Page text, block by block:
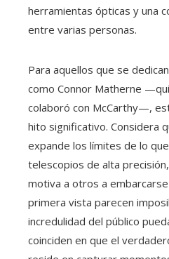
herramientas ópticas y una
entre varias personas.
Para aquellos que se
como Connor Matherne
colaboró con McCarthy—,
hito significativo. Considera
expande los límites de lo
telescopios de alta
motiva a otros a
primera vista parecen
incredulidad del público
coinciden en que el